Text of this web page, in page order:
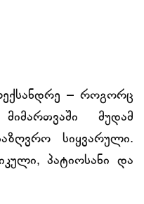
– როგორც
მუდამ
სიყვარული.
პატიოსანი და